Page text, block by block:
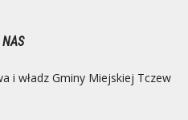
NAS
i władz Gminy Miejskiej Tczew